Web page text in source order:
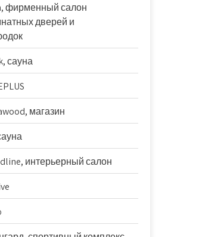
фирменный салон
дверей и
сауна
магазин
интерьерный салон